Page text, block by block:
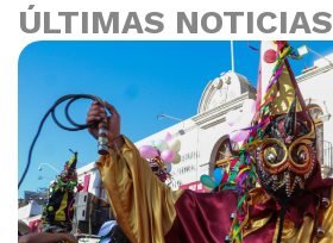
ÚLTIMAS NOTICIAS